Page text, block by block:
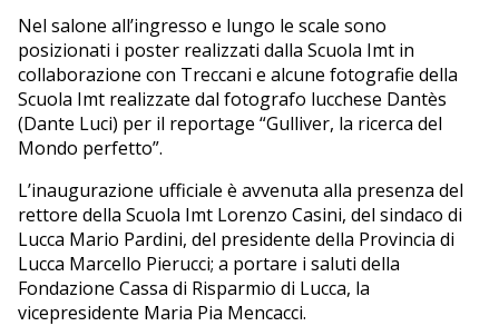
Nel salone all’ingresso e lungo le scale sono
posizionati i poster realizzati dalla Scuola Imt in
collaborazione con Treccani e alcune fotografie della
Scuola Imt realizzate dal fotografo lucchese Dantès
(Dante Luci) per il reportage “Gulliver, la ricerca del
Mondo perfetto”.
L’inaugurazione ufficiale è avvenuta alla presenza del
rettore della Scuola Imt Lorenzo Casini, del sindaco di
Lucca Mario Pardini, del presidente della Provincia di
Lucca Marcello Pierucci; a portare i saluti della
Fondazione Cassa di Risparmio di Lucca, la
vicepresidente Maria Pia Mencacci.